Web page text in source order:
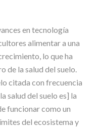
en tecnología
alimentara una
lo que ha
de la salud del suelo.
citada con frecuencia
salud del suelo es] la
funcionarcomo un
del ecosistema y